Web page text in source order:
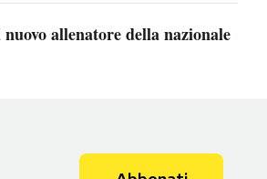
allenatore della nazionale